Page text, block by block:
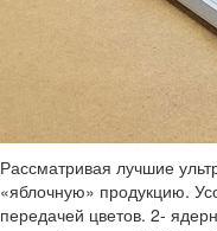
Рассматривая лучшие
«яблочную» продукцию.
передачей цветов. 2-